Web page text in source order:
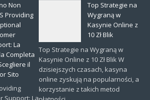
Non
Providing
La
Completa
il
Sito
Support: La
Top Strategie na
Wygraną w
Kasynie Online z
10 Zł Blik
Top Strategie na Wygraną w
Kasynie Online z 10 Zł Blik W
dzisiejszych czasach, kasyna
online zyskują na popularności, a
korzystanie z takich metod